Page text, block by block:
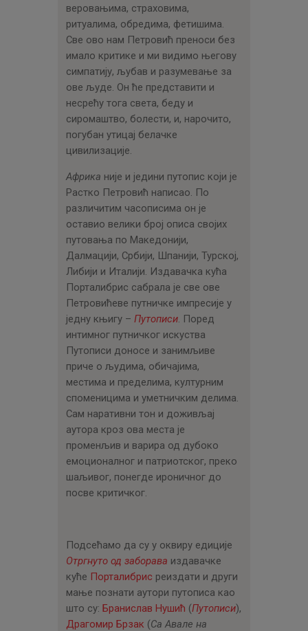
веровањима, страховима,
ритуалима, обредима, фетишима.
Све ово нам Петровић преноси без
имало критике и ми видимо његову
симпатију, љубав и разумевање за
ове људе. Он ће представити и
несрећу тога света, беду и
сиромаштво, болести, и, нарочито,
погубан утицај белачке
цивилизације.
Африка није и једини путопис који је
Растко Петровић написао. По
различитим часописима он је
оставио велики број описа својих
путовања по Македонији,
Далмацији, Србији, Шпанији, Турској,
Либији и Италији. Издавачка кућа
Порталибрис сабрала је све ове
Петровићеве путничке импресије у
једну књигу – Путописи. Поред
интимног путничког искуства
Путописи доносе и занимљиве
приче о људима, обичајима,
местима и пределима, културним
споменицима и уметничким делима.
Сам наративни тон и доживљај
аутора кроз ова места је
променљив и варира од дубоко
емоционалног и патриотског, преко
шаљивог, понегде ироничног до
посве критичког.
Подсећамо да су у оквиру едиције
Отргнуто од заборава издавачке
куће Порталибрис реиздати и други
мање познати аутори путописа као
што су: Бранислав Нушић (Путописи),
Драгомир Брзак (Са Авале на